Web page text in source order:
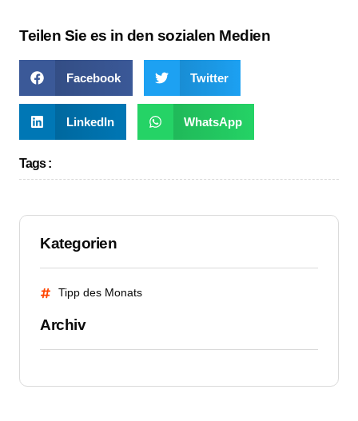
Teilen Sie es in den sozialen Medien
Facebook Twitter
LinkedIn WhatsApp
Tags :
Kategorien
Tipp des Monats
Archiv